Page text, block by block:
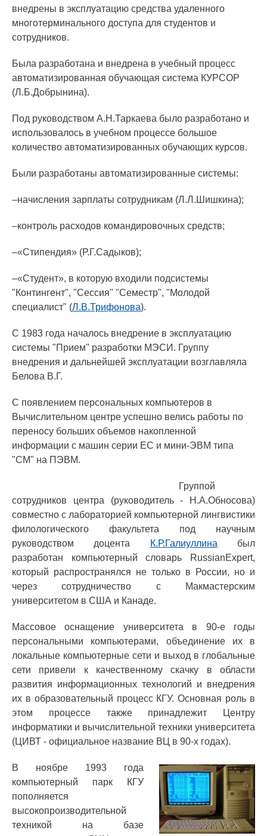
внедрены в эксплуатацию средства удаленного
многотерминального доступа для студентов и
сотрудников.
Была разработана и внедрена в учебный процесс
автоматизированная обучающая система КУРСОР
(Л.Б.Добрынина).
Под руководством А.Н.Таркаева было разработано и
использовалось в учебном процессе большое
количество автоматизированных обучающих курсов.
Были разработаны автоматизированные системы:
–начисления зарплаты сотрудникам (Л.Л.Шишкина);
–контроль расходов командировочных средств;
–«Стипендия» (Р.Г.Садыков);
–«Студент», в которую входили подсистемы
"Контингент", "Сессия" "Семестр", "Молодой
специалист" (Л.В.Трифонова).
С 1983 года началось внедрение в эксплуатацию
системы "Прием" разработки МЭСИ. Группу
внедрения и дальнейшей эксплуатации возглавляла
Белова В.Г.
С появлением персональных компьютеров в
Вычислительном центре успешно велись работы по
переносу больших объемов накопленной
информации с машин серии ЕС и мини-ЭВМ типа
"СМ" на ПЭВМ.
Группой
сотрудников центра (руководитель - Н.А.Обносова)
совместно с лабораторией компьютерной лингвистики
филологического факультета под научным
руководством доцента
К.Р.Галиуллина был
разработан компьютерный словарь RussianExpert,
который распространялся не только в России, но и
через сотрудничество с Макмастерским
университетом в США и Канаде.
Массовое оснащение университета в 90-е годы
персональными компьютерами, объединение их в
локальные компьютерные сети и выход в глобальные
сети привели к качественному скачку в области
развития информационных технологий и внедрения
их в образовательный процесс КГУ. Основная роль в
этом процессе также принадлежит Центру
информатики и вычислительной техники университета
(ЦИВТ - официальное название ВЦ в 90-х годах).
В ноябре 1993 года
компьютерный парк КГУ
пополняется
высокопроизводительной
техникой на базе